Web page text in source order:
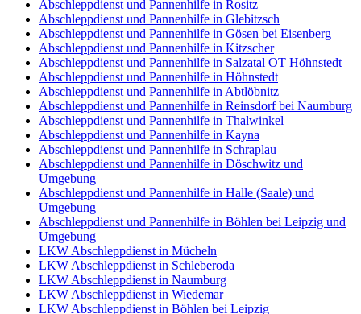
Abschleppdienst und Pannenhilfe in Rositz
Abschleppdienst und Pannenhilfe in Glebitzsch
Abschleppdienst und Pannenhilfe in Gösen bei Eisenberg
Abschleppdienst und Pannenhilfe in Kitzscher
Abschleppdienst und Pannenhilfe in Salzatal OT Höhnstedt
Abschleppdienst und Pannenhilfe in Höhnstedt
Abschleppdienst und Pannenhilfe in Abtlöbnitz
Abschleppdienst und Pannenhilfe in Reinsdorf bei Naumburg
Abschleppdienst und Pannenhilfe in Thalwinkel
Abschleppdienst und Pannenhilfe in Kayna
Abschleppdienst und Pannenhilfe in Schraplau
Abschleppdienst und Pannenhilfe in Döschwitz und
Umgebung
Abschleppdienst und Pannenhilfe in Halle (Saale) und
Umgebung
Abschleppdienst und Pannenhilfe in Böhlen bei Leipzig und
Umgebung
LKW Abschleppdienst in Mücheln
LKW Abschleppdienst in Schleberoda
LKW Abschleppdienst in Naumburg
LKW Abschleppdienst in Wiedemar
LKW Abschleppdienst in Böhlen bei Leipzig